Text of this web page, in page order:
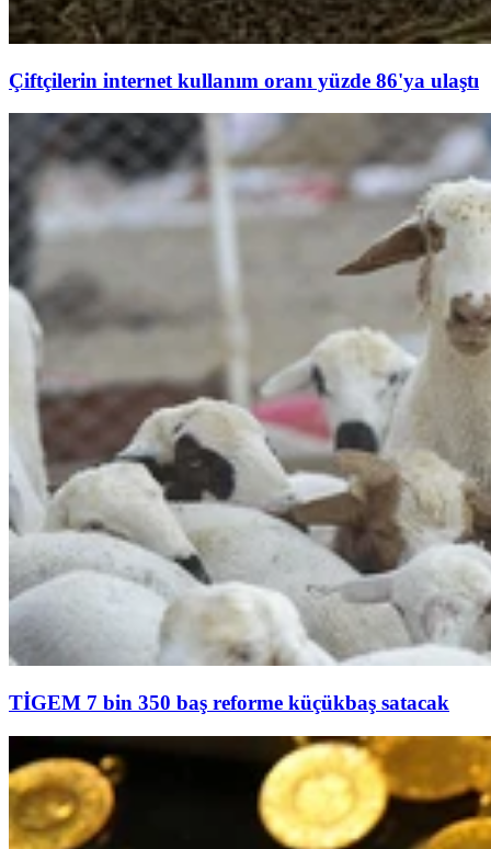
Çiftçilerin internet kullanım oranı yüzde 86'ya ulaştı
TİGEM 7 bin 350 baş reforme küçükbaş satacak